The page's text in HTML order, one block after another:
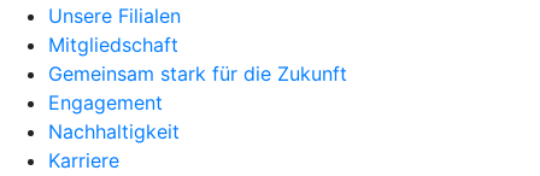
Unsere Filialen
Mitgliedschaft
Gemeinsam stark für die Zukunft
Engagement
Nachhaltigkeit
Karriere